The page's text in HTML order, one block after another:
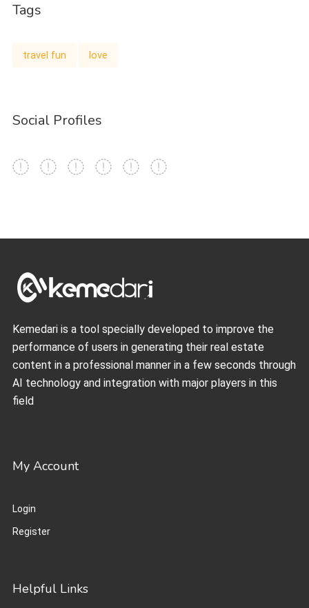
Tags
travel fun love
Social Profiles
Kemedari is a tool specially developed to improve the
performance of users in generating their real estate
content in a professional manner in a few seconds through
AI technology and integration with major players in this
field
My Account
Login
Register
Helpful Links